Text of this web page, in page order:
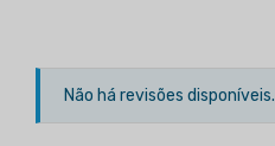
Não há revisões disponíveis.